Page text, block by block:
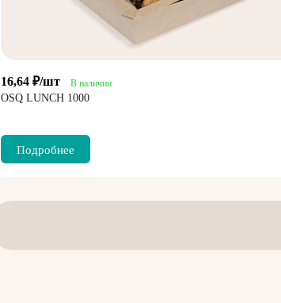
16,64 ₽/шт В наличии
OSQ LUNCH 1000
Подробнее